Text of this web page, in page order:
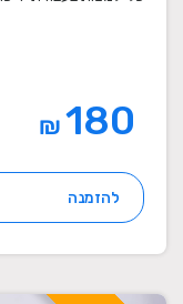
₪
להזמנה